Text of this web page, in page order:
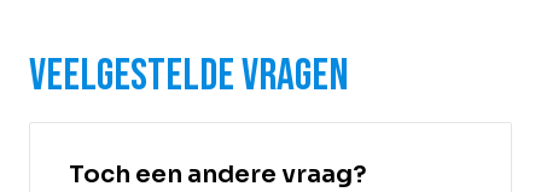
Veelgestelde vragen
Toch een andere vraag?